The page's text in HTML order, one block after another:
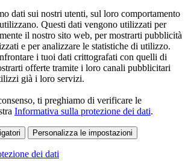
dati sui nostri utenti, sul loro comportamento
Questi dati vengono utilizzati per
il nostro sito web, per mostrarti pubblicità
e per analizzare le statistiche di utilizzo.
i tuoi dati crittografati con quelli di
offerte tramite i loro canali pubblicitari
già i loro servizi.
ti preghiamo di verificare le
Informativa sulla protezione dei dati.
Personalizza le impostazioni
dei dati